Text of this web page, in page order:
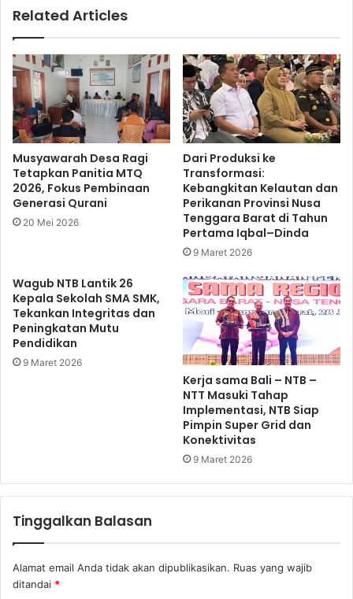
Related Articles
Musyawarah Desa Ragi
Tetapkan Panitia MTQ
2026, Fokus Pembinaan
Generasi Qurani
20 Mei 2026
Dari Produksi ke
Transformasi:
Kebangkitan Kelautan dan
Perikanan Provinsi Nusa
Tenggara Barat di Tahun
Pertama Iqbal–Dinda
9 Maret 2026
Wagub NTB Lantik 26
Kepala Sekolah SMA SMK,
Tekankan Integritas dan
Peningkatan Mutu
Pendidikan
9 Maret 2026
Kerja sama Bali – NTB –
NTT Masuki Tahap
Implementasi, NTB Siap
Pimpin Super Grid dan
Konektivitas
9 Maret 2026
Tinggalkan Balasan
Alamat email Anda tidak akan dipublikasikan. Ruas yang wajib
ditandai *